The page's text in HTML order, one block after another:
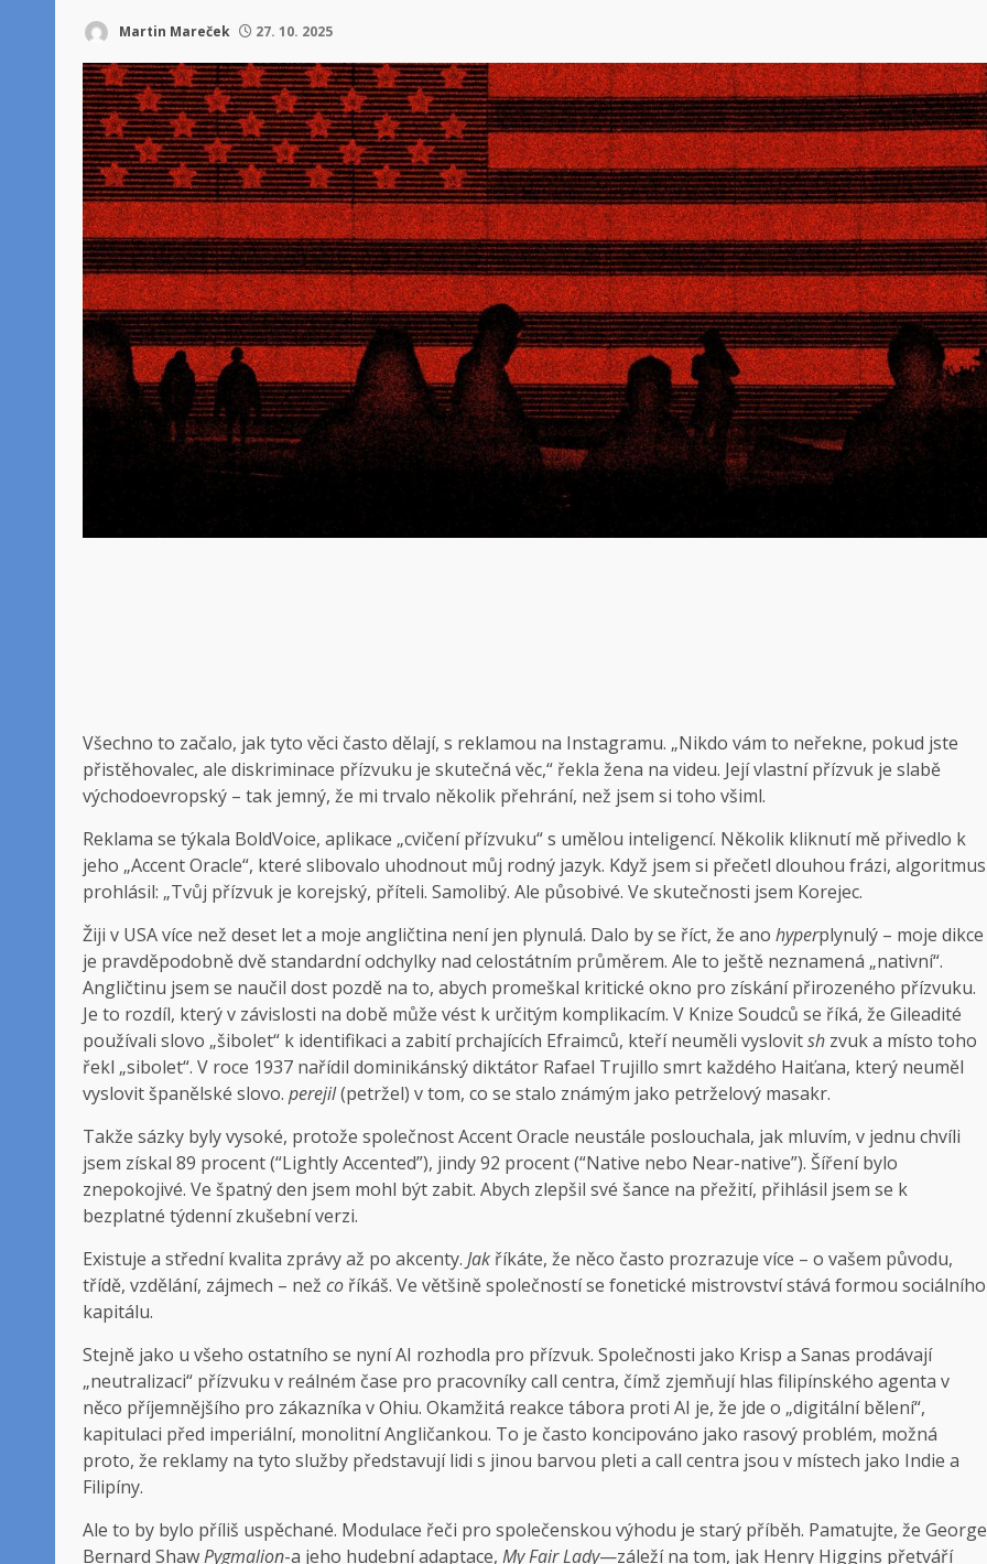
Martin Mareček 27. 10. 2025
Všechno to začalo, jak tyto věci často dělají, s reklamou na Instagramu. „Nikdo vám to neřekne, pokud jste
přistěhovalec, ale diskriminace přízvuku je skutečná věc,“ řekla žena na videu. Její vlastní přízvuk je slabě
východoevropský – tak jemný, že mi trvalo několik přehrání, než jsem si toho všiml.
Reklama se týkala BoldVoice, aplikace „cvičení přízvuku“ s umělou inteligencí. Několik kliknutí mě přivedlo k
jeho „Accent Oracle“, které slibovalo uhodnout můj rodný jazyk. Když jsem si přečetl dlouhou frázi, algoritmus
prohlásil: „Tvůj přízvuk je korejský, příteli. Samolibý. Ale působivé. Ve skutečnosti jsem Korejec.
Žiji v USA více než deset let a moje angličtina není jen plynulá. Dalo by se říct, že ano hyperplynulý – moje dikce
je pravděpodobně dvě standardní odchylky nad celostátním průměrem. Ale to ještě neznamená „nativní“.
Angličtinu jsem se naučil dost pozdě na to, abych promeškal kritické okno pro získání přirozeného přízvuku.
Je to rozdíl, který v závislosti na době může vést k určitým komplikacím. V Knize Soudců se říká, že Gileadité
používali slovo „šibolet“ k identifikaci a zabití prchajících Efraimců, kteří neuměli vyslovitsh zvuk a místo toho
řekl „sibolet“. V roce 1937 nařídil dominikánský diktátor Rafael Trujillo smrt každého Haiťana, který neuměl
vyslovit španělské slovo. perejil(petržel) v tom, co se stalo známým jako petrželový masakr.
Takže sázky byly vysoké, protože společnost Accent Oracle neustále poslouchala, jak mluvím, v jednu chvíli
jsem získal 89 procent (“Lightly Accented”), jindy 92 procent (“Native nebo Near-native”). Šíření bylo
znepokojivé. Ve špatný den jsem mohl být zabit. Abych zlepšil své šance na přežití, přihlásil jsem se k
bezplatné týdenní zkušební verzi.
Existuje a střední kvalita zprávy až po akcenty. Jak říkáte, že něco často prozrazuje více – o vašem původu,
třídě, vzdělání, zájmech – než co říkáš. Ve většině společností se fonetické mistrovství stává formou sociálního
kapitálu.
Stejně jako u všeho ostatního se nyní AI rozhodla pro přízvuk. Společnosti jako Krisp a Sanas prodávají
„neutralizaci“ přízvuku v reálném čase pro pracovníky call centra, čímž zjemňují hlas filipínského agenta v
něco příjemnějšího pro zákazníka v Ohiu. Okamžitá reakce tábora proti AI je, že jde o „digitální bělení“,
kapitulaci před imperiální, monolitní Angličankou. To je často koncipováno jako rasový problém, možná
proto, že reklamy na tyto služby představují lidi s jinou barvou pleti a call centra jsou v místech jako Indie a
Filipíny.
Ale to by bylo příliš uspěchané. Modulace řeči pro společenskou výhodu je starý příběh. Pamatujte, že George
Bernard ShawPygmalion-a jeho hudební adaptace, My Fair Lady—záleží na tom, jak Henry Higgins přetváří